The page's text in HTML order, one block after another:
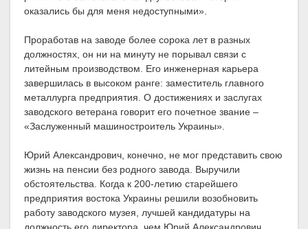
оказались бы для меня недоступными».
Проработав на заводе более сорока лет в разных
должностях, он ни на минуту не порывал связи с
литейным производством. Его инженерная карьера
завершилась в высоком ранге: заместитель главного
металлурга предприятия. О достижениях и заслугах
заводского ветерана говорит его почетное звание –
«Заслуженный машиностроитель Украины».
Юрий Александрович, конечно, не мог представить свою
жизнь на пенсии без родного завода. Выручили
обстоятельства. Когда к 200-летию старейшего
предприятия востока Украины решили возобновить
работу заводского музея, лучшей кандидатуры на